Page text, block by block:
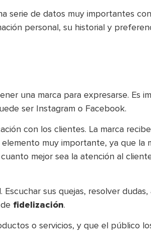
serie de datos muy importantes
personal, su historial y
una marca para expresarse. Es
ser Instagram o Facebook.
con los clientes. La marca
muy importante, ya que la
mejor sea la atención al
sus quejas, resolver
fidelización.
o servicios, y que el público